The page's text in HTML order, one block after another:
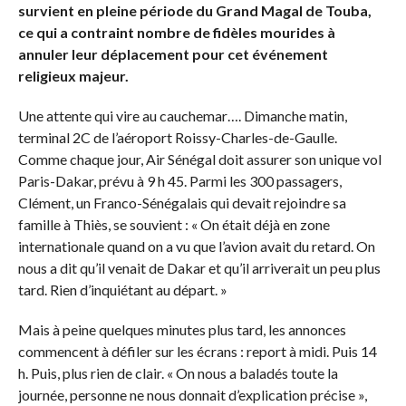
survient en pleine période du Grand Magal de Touba,
ce qui a contraint nombre de fidèles mourides à
annuler leur déplacement pour cet événement
religieux majeur.
Une attente qui vire au cauchemar…. Dimanche matin,
terminal 2C de l’aéroport Roissy-Charles-de-Gaulle.
Comme chaque jour, Air Sénégal doit assurer son unique vol
Paris-Dakar, prévu à 9 h 45. Parmi les 300 passagers,
Clément, un Franco-Sénégalais qui devait rejoindre sa
famille à Thiès, se souvient : « On était déjà en zone
internationale quand on a vu que l’avion avait du retard. On
nous a dit qu’il venait de Dakar et qu’il arriverait un peu plus
tard. Rien d’inquiétant au départ. »
Mais à peine quelques minutes plus tard, les annonces
commencent à défiler sur les écrans : report à midi. Puis 14
h. Puis, plus rien de clair. « On nous a baladés toute la
journée, personne ne nous donnait d’explication précise »,